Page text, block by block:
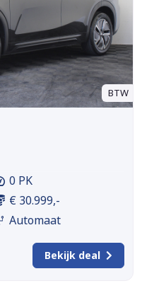
BTW
0 PK
€ 30.999,-
Automaat
Bekijk deal